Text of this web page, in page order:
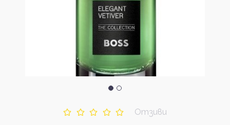
Отзиви